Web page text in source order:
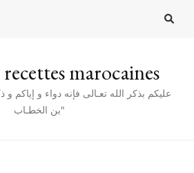
marocaines
عليكم بذكر الله تعـالى فإنه دواء و إياكم
بن الخطـاب"